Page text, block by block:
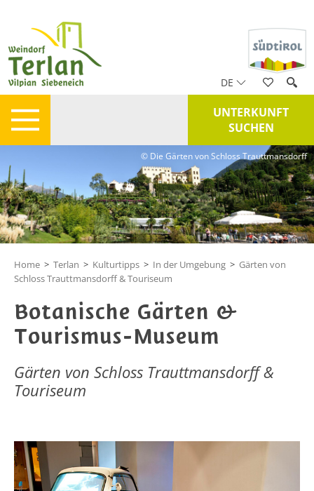
DE
UNTERKUNFT
SUCHEN
© Die Gärten von Schloss Trauttmansdorff
Home > Terlan > Kulturtipps > In der Umgebung > Gärten von
Schloss Trauttmansdorff & Touriseum
Botanische Gärten &
Tourismus-Museum
Gärten von Schloss Trauttmansdorff &
Touriseum